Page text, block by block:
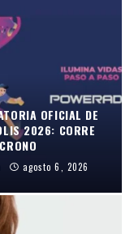
OFICIAL DE
2026: CORRE
agosto 6, 2026